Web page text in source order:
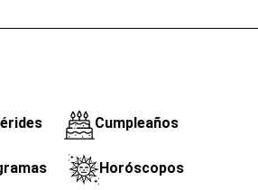
Cumpleaños
Horóscopos